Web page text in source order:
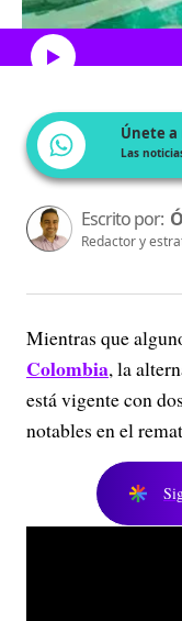
Únete
Las
Escrito por:
Redactor y
Mientras que
Colombia, la
está vigente con
notables en el